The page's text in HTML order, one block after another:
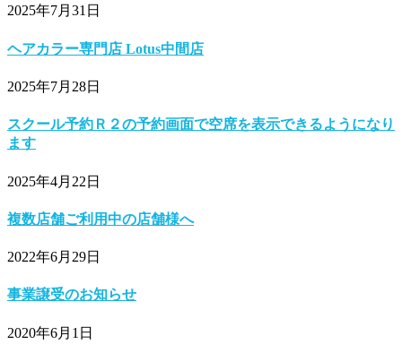
2025年7月31日
ヘアカラー専門店 Lotus中間店
2025年7月28日
スクール予約Ｒ２の予約画面で空席を表示できるようになり
ます
2025年4月22日
複数店舗ご利用中の店舗様へ
2022年6月29日
事業譲受のお知らせ
2020年6月1日